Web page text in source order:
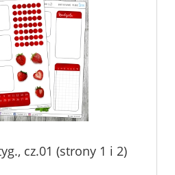
cz.01 (strony 1 i 2)